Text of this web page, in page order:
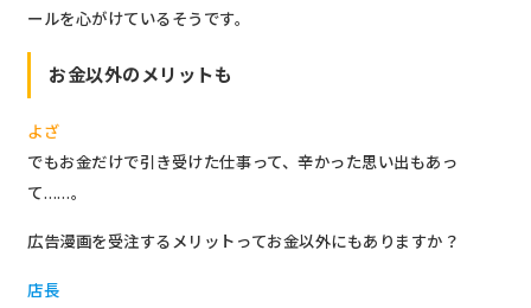
ールを心がけているそうです。
お金以外のメリットも
よざ
でもお金だけで引き受けた仕事って、辛かった思い出もあっ
て……。
広告漫画を受注するメリットってお金以外にもありますか？
店長